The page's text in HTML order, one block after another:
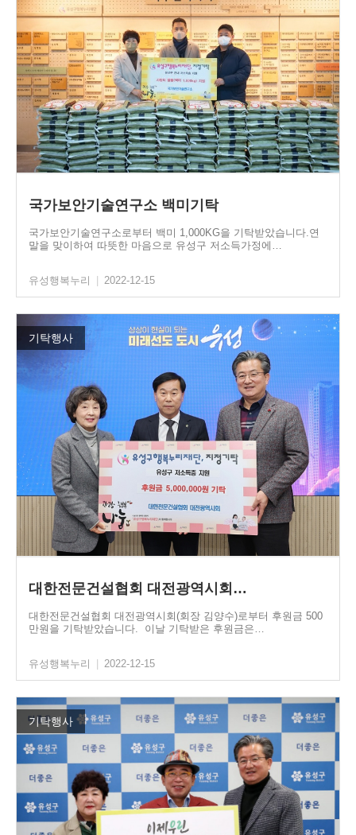
국가보안기술연구소 백미기탁
국가보안기술연구소로부터 백미 1,000KG을 기탁받았습니다.연
말을 맞이하여 따뜻한 마음으로 유성구 저소득가정에…
유성행복누리 | 2022-12-15
기탁행사
대한전문건설협회 대전광역시회…
대한전문건설협회 대전광역시회(회장 김양수)로부터 후원금 500
만원을 기탁받았습니다. 이날 기탁받은 후원금은…
유성행복누리 2022-12-15
기탁행사